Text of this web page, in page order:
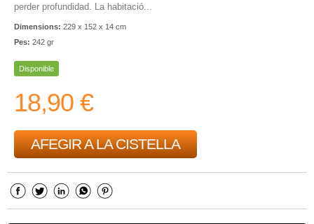
perder profundidad. La habitació...
Dimensions: 229 x 152 x 14 cm
Pes: 242 gr
Disponible
18,90 €
AFEGIR A LA CISTELLA